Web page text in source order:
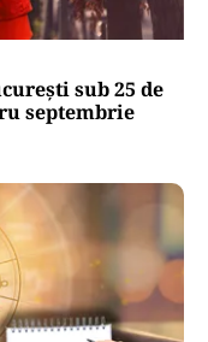
sub 25 de
septembrie